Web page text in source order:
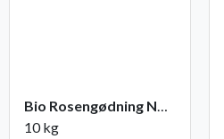
Bio Rosengødning NPK 6-2-8 (+2)
10 kg